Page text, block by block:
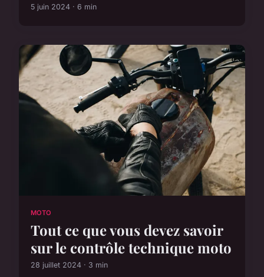
5 juin 2024 · 6 min
MOTO
Tout ce que vous devez savoir
sur le contrôle technique moto
28 juillet 2024 · 3 min